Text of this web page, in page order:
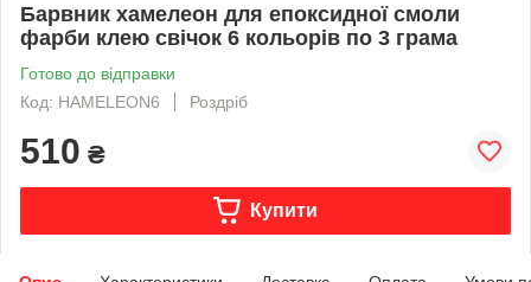
Барвник хамелеон для епоксидної смоли
фарби клею свічок 6 кольорів по 3 грама
Готово до відправки
Код: HAMELEON6
Роздріб
510 ₴
Купити